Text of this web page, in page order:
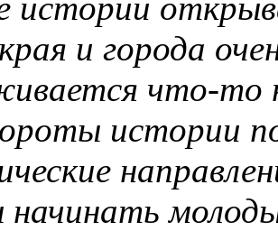
и города
что-то
истории